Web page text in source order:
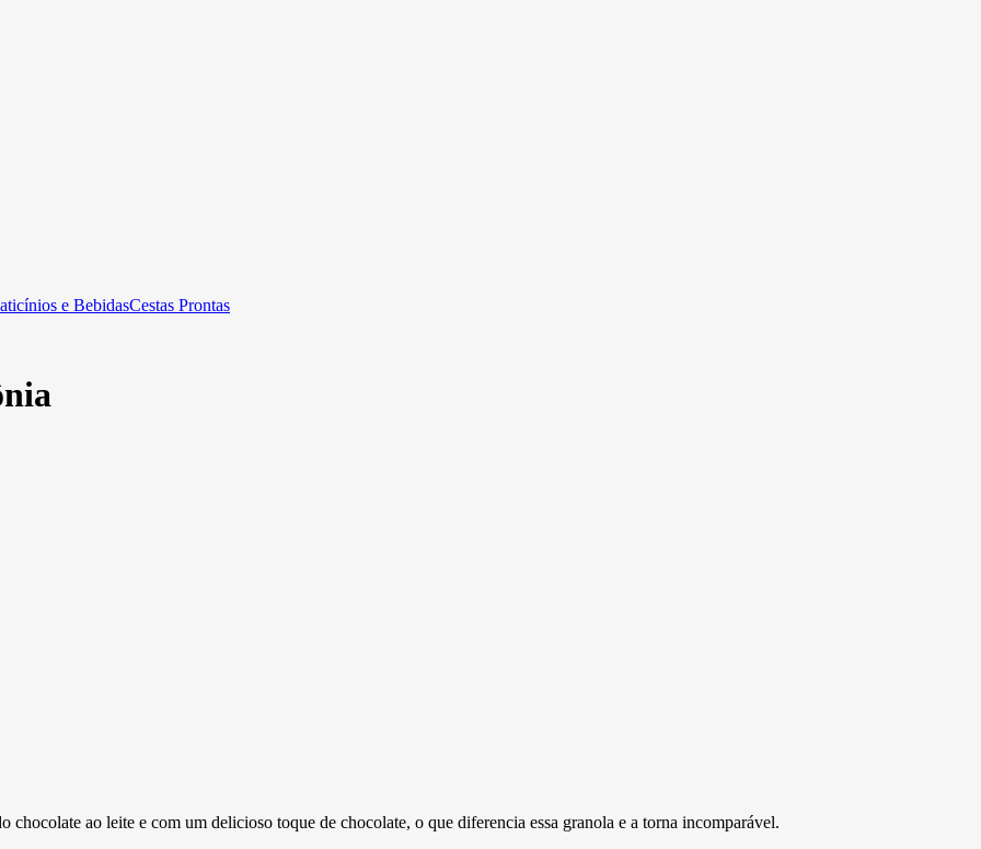
e BebidasCestas Prontas
ao leite e com um delicioso toque de chocolate, o que diferencia essa granola e a torna incomparável.